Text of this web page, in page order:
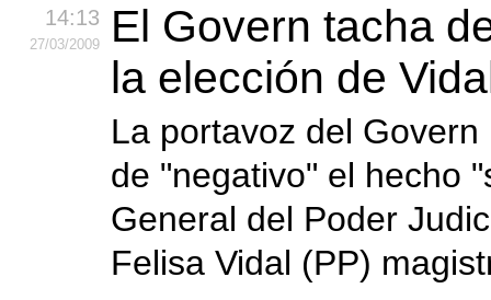
14:13
27/03/2009
El Govern tacha
la elección de
La portavoz del
de "negativo" el hecho
General del Poder
Felisa Vidal (PP)